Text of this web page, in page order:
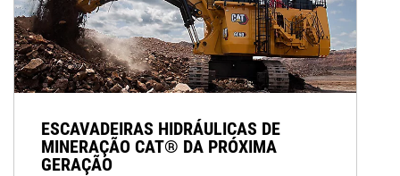
ESCAVADEIRAS HIDRÁULICAS DE
MINERAÇÃO CAT® DA PRÓXIMA
GERAÇÃO